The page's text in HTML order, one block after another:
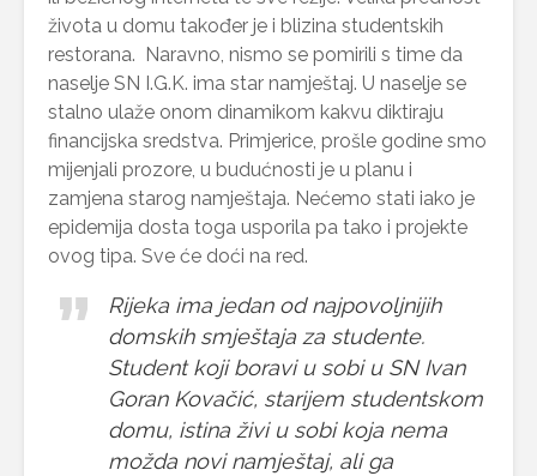
života u domu također je i blizina studentskih
restorana. Naravno, nismo se pomirili s time da
naselje SN I.G.K. ima star namještaj. U naselje se
stalno ulaže onom dinamikom kakvu diktiraju
financijska sredstva. Primjerice, prošle godine smo
mijenjali prozore, u budućnosti je u planu i
zamjena starog namještaja. Nećemo stati iako je
epidemija dosta toga usporila pa tako i projekte
ovog tipa. Sve će doći na red.
Rijeka ima jedan od najpovoljnijih
domskih smještaja za studente.
Student koji boravi u sobi u SN Ivan
Goran Kovačić, starijem studentskom
domu, istina živi u sobi koja nema
možda novi namještaj, ali ga